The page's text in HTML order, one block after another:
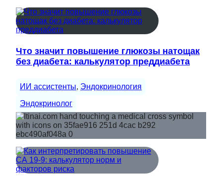
Что значит повышение глюкозы натощак
без диабета: калькулятор преддиабета
ИИ ассистенты, Эндокринология
Эндокринолог